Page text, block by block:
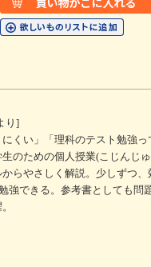
り]
くい」「理科のテスト勉強っ
のための個人授業(こじんじ
らやさしく解説。少しずつ
強できる。参考書としても